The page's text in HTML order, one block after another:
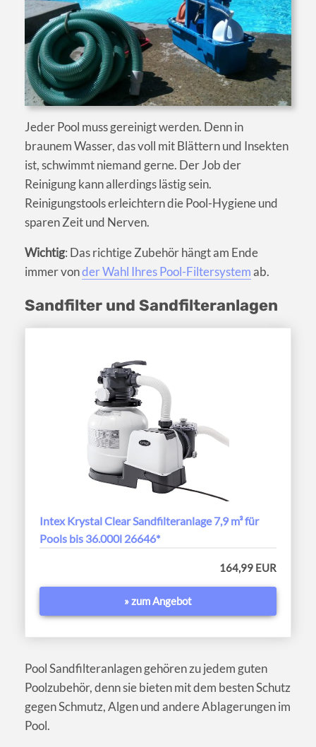
Jeder Pool muss gereinigt werden. Denn in
braunem Wasser, das voll mit Blättern und Insekten
ist, schwimmt niemand gerne. Der Job der
Reinigung kann allerdings lästig sein.
Reinigungstools erleichtern die Pool-Hygiene und
sparen Zeit und Nerven.
Wichtig: Das richtige Zubehör hängt am Ende
immer vonder Wahl Ihres Pool-Filtersystemab.
Sandfilter und Sandfilteranlagen
Intex Krystal Clear Sandfilteranlage 7,9 m³ für
Pools bis 36.000l 26646*
164,99 EUR
» zum Angebot
Pool Sandfilteranlagen gehören zu jedem guten
Poolzubehör, denn sie bieten mit dem besten Schutz
gegen Schmutz, Algen und andere Ablagerungen im
Pool.